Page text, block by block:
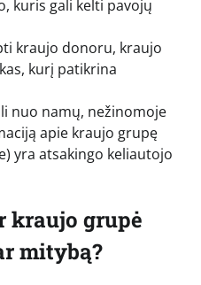
kuris gali kelti pavojų
kraujo donoru, kraujo
kurį patikrina
nuo namų, nežinomoje
apie kraujo grupę
yra atsakingo keliautojo
kraujo grupė
mitybą?